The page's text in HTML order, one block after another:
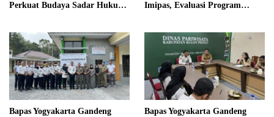
Perkuat Budaya Sadar Hukum
Imipas, Evaluasi Program
Bapas Yogyakarta Gandeng
Bapas Yogyakarta Gandeng